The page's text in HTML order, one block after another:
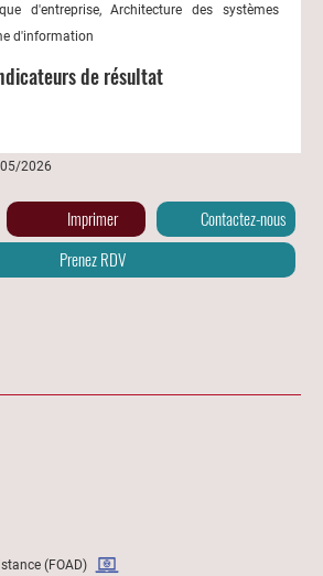
d'entreprise, Architecture des systèmes
d'information
de résultat
2026
Imprimer
Contactez-nous
Prenez RDV
(FOAD)